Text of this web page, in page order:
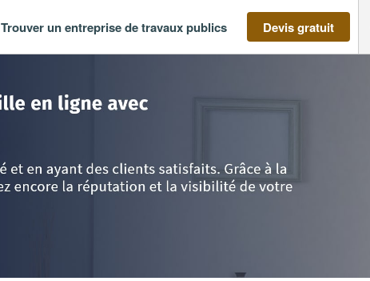
Trouver un entreprise de travaux publics Devis gratuit